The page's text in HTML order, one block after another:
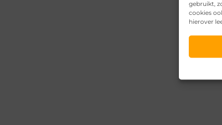
gebruikt,
cookies
hierover